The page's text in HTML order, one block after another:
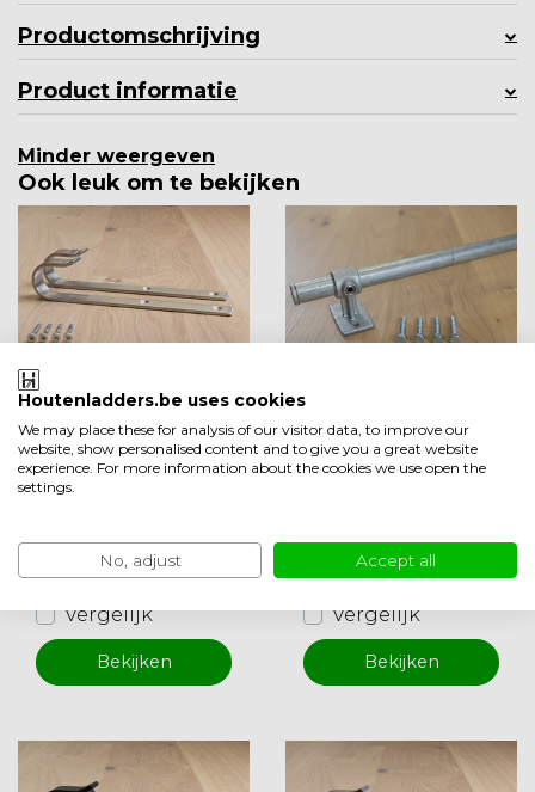
Productomschrijving
Product informatie
Minder weergeven
Ook leuk om te bekijken
Geborsteld RVS be
vestigingshaken s
werkdagen
EUR 28,50
Vergelijk
Bekijken
LU
Bevestigingsstang
staal
werkdagen
EUR 27,00
Vergelijk
Bekijken
Houtenladders.be uses cookies
We may place these for analysis of our visitor data, to improve our
website, show personalised content and to give you a great website
experience. For more information about the cookies we use open the
settings.
No, adjust Accept all